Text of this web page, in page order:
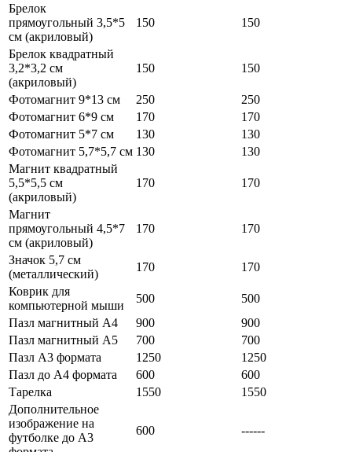
Брелок
прямоугольный 3,5*5
см (акриловый)
150 150
Брелок квадратный
3,2*3,2 см
(акриловый)
150 150
Фотомагнит 9*13 см 250
250
Фотомагнит 6*9 см
170
170
Фотомагнит 5*7 см
130
130
Фотомагнит 5,7*5,7 см 130
130
Магнит квадратный
5,5*5,5 см
(акриловый)
170 170
Магнит
прямоугольный 4,5*7
см (акриловый)
170 170
Значок 5,7 см
(металлический)
170
170
Коврик для
компьютерной мыши
500
500
Пазл магнитный А4
900
900
Пазл магнитный А5
700
700
Пазл А3 формата
1250
1250
Пазл до А4 формата
600
600
Тарелка
1550
1550
Дополнительное
изображение на
футболке до А3
600 ------